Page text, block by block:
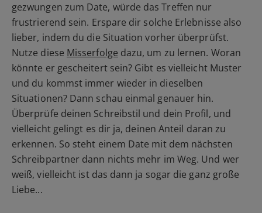
gezwungen zum Date, würde das Treffen nur
frustrierend sein. Erspare dir solche Erlebnisse also
lieber, indem du die Situation vorher überprüfst.
Nutze diese Misserfolge dazu, um zu lernen. Woran
könnte er gescheitert sein? Gibt es vielleicht Muster
und du kommst immer wieder in dieselben
Situationen? Dann schau einmal genauer hin.
Überprüfe deinen Schreibstil und dein Profil, und
vielleicht gelingt es dir ja, deinen Anteil daran zu
erkennen. So steht einem Date mit dem nächsten
Schreibpartner dann nichts mehr im Weg. Und wer
weiß, vielleicht ist das dann ja sogar die ganz große
Liebe...